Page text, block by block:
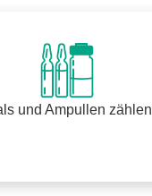
und Ampullen zählen